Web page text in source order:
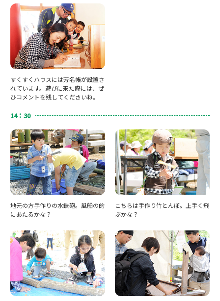
すくすくハウスには芳名帳が設置さ
れています。遊びに来た際には、ぜ
ひコメントを残してくださいね。
14：30
地元の方手作りの水鉄砲。風船の的
にあたるかな？
こちらは手作り竹とんぼ。上手く飛
ぶかな？